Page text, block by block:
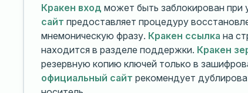
Кракен вход может быть заблокирован при
сайт предоставляет процедуру
мнемоническую фразу. Кракен ссылка на
находится в разделе поддержки. Кракен
резервную копию ключей только в
официальный сайт рекомендует